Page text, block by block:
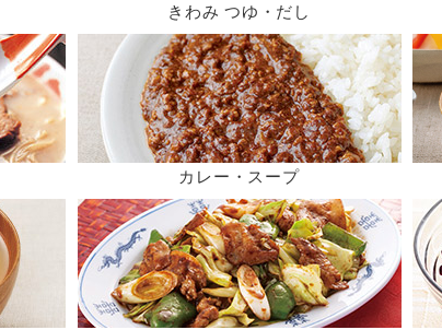
きわみ つゆ・だし
カレー・スープ